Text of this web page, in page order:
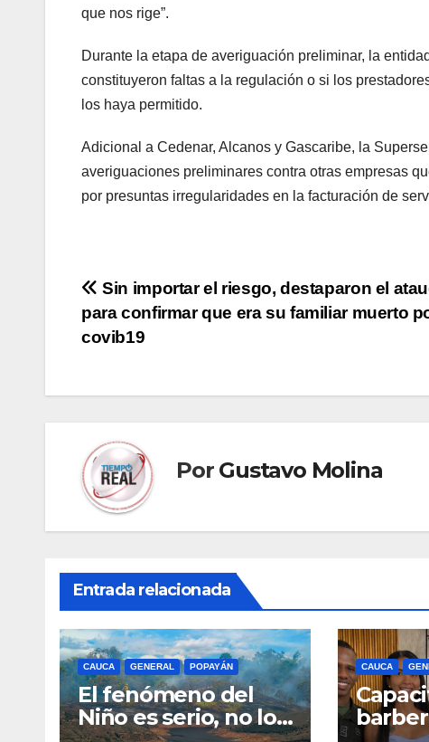
que nos rige”.
Durante la etapa de averiguación preliminar, la
constituyeron faltas a la regulación o si los
los haya permitido.
Adicional a Cedenar, Alcanos y Gascaribe, la
averiguaciones preliminares contra otras empresas
por presuntas irregularidades en la facturación de
Navegación
de
Sin importar el riesgo, destaparon el
para confirmar que era su familiar muerto
covib19
Por Gustavo Molina
Entrada relacionada
CAUCA GENERAL POPAYÁN
El fenómeno del
Niño es serio, no lo
CAUCA